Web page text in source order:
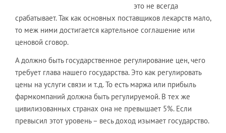
это не всегда
срабатывает. Так как основных поставщиков лекарств мало,
то меж ними достигается картельное соглашение или
ценовой сговор.
А должно быть государственное регулирование цен, чего
требует глава нашего государства. Это как регулировать
цены на услуги связи и т.д. То есть маржа или прибыль
фармкомпаний должна быть регулируемой. В тех же
цивилизованных странах она не превышает 5%. Если
превысил этот уровень – весь доход изымает государство.